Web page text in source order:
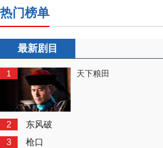
热门榜单
最新剧目
1 天下粮田
2 东风破
3 枪口